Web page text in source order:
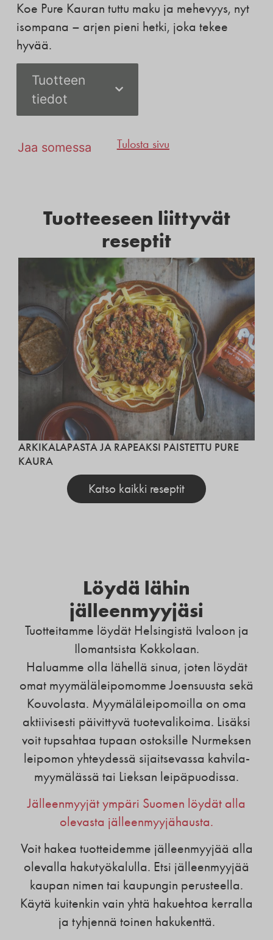
Koe Pure Kauran tuttu maku ja mehevyys, nyt
isompana – arjen pieni hetki, joka tekee
hyvää.
Tuotteen
tiedot
Jaa somessa Tulosta sivu
Tuotteeseen liittyvät
reseptit
ARKIKALAPASTA JA RAPEAKSI PAISTETTU PURE
KAURA
Katso kaikki reseptit
Löydä lähin
jälleenmyyjäsi
Tuotteitamme löydät Helsingistä Ivaloon ja
Ilomantsista Kokkolaan.
Haluamme olla lähellä sinua, joten löydät
omat myymäläleipomomme Joensuusta sekä
Kouvolasta. Myymäläleipomoilla on oma
aktiivisesti päivittyvä tuotevalikoima. Lisäksi
voit tupsahtaa tupaan ostoksille Nurmeksen
leipomon yhteydessä sijaitsevassa kahvila-
myymälässä tai Lieksan leipäpuodissa.
Jälleenmyyjät ympäri Suomen löydät alla
olevasta jälleenmyyjähausta.
Voit hakea tuotteidemme jälleenmyyjää alla
olevalla hakutyökalulla. Etsi jälleenmyyjää
kaupan nimen tai kaupungin perusteella.
Käytä kuitenkin vain yhtä hakuehtoa kerralla
ja tyhjennä toinen hakukenttä.